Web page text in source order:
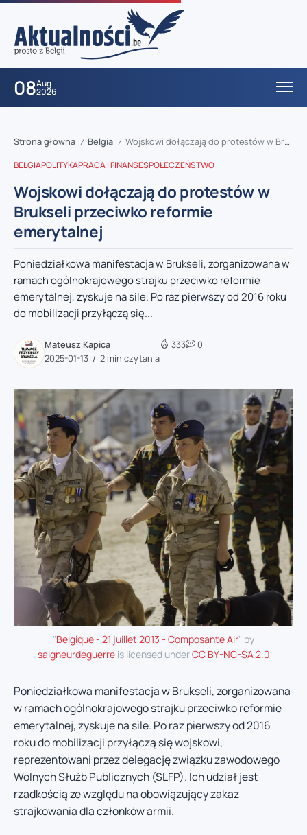
08Aug
2026
Strona główna / Belgia / Wojskowi dołączają do protestów w Brukseli przeciwko reformie emerytalnej
BELGIAPOLITYKAPRACA I FINANSESPOŁECZEŃSTWO
Wojskowi dołączają do protestów w
Brukseli przeciwko reformie
emerytalnej
Poniedziałkowa manifestacja w Brukseli, zorganizowana w
ramach ogólnokrajowego strajku przeciwko reformie
emerytalnej, zyskuje na sile. Po raz pierwszy od 2016 roku
do mobilizacji przyłączą się...
Mateusz Kapica
2025-01-13
2 min czytania
333 0
"Belgique - 21 juillet 2013 - Composante Air" by
saigneurdeguerreis licensed underCC BY-NC-SA 2.0
Poniedziałkowa manifestacja w Brukseli, zorganizowana
w ramach ogólnokrajowego strajku przeciwko reformie
emerytalnej, zyskuje na sile. Po raz pierwszy od 2016
roku do mobilizacji przyłączą się wojskowi,
reprezentowani przez delegację związku zawodowego
Wolnych Służb Publicznych (SLFP). Ich udział jest
rzadkością ze względu na obowiązujący zakaz
strajkowania dla członków armii.